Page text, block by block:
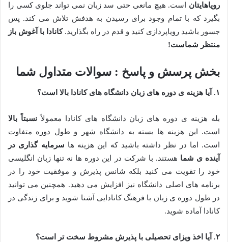
رویاهایتان است. هیچ مانعی حتی سد زبان نمی تواند جلوی کسی را
بگیرد که با تمام وجود برای رسیدن به هدفش تلاش می کند. پس
جسور باشید رویاپردازی کنید و قدم در راه بگذارید.کانادا با آغوش باز
منتظر شماست!
بخش پرسش و پاسخ : سوالات متداول شما
۱. آیا هزینه ی دوره های زبان دانشگاه های کانادا بالا است؟
بله هزینه ی دوره های زبان دانشگاه های کانادا معمولاًنسبتاً بالا
است. این هزینه ها بسته به دانشگاه شهر و طول دوره متفاوت
است. اما در نظر داشته باشید که این هزینه ها سرمایه گذاری در
آینده ی شما هستند. با شرکت در این دوره ها نه تنها زبان انگلیسی
خود را تقویت می کنید بلکه شانس پذیرش و موفقیت خود را در
برنامه های اصلی دانشگاه نیز افزایش می دهید. همچنین می توانید
در طول دوره ی زبان با فرهنگ کانادایی آشنا شوید و برای زندگی در
کانادا آماده شوید.
۲. آیا اخذ ویزای تحصیلی با پذیرش مشروط سخت تر است؟